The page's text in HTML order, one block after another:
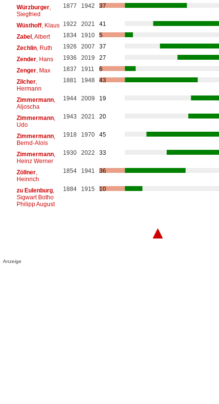
Würzburger,
Siegfried
1877 1942 37
Wüsthoff, Klaus 1922 2021
41
Zabel, Albert 1834 1910
5
Zechlin, Ruth 1926 2007
37
Zender, Hans 1936 2019
27
Zenger, Max 1837 1911
6
Zilcher,
Hermann
1881 1948 43
Zimmermann,
Aljoscha
1944 2009 19
Zimmermann,
Udo
1943 2021 20
Zimmermann,
Bernd-Alois
1918 1970 45
Zimmermann,
Heinz Werner
1930 2022 33
Zöllner,
Heinrich
1854 1941 36
zu Eulenburg,
Sigwart Botho
Philipp August
1884 1915 10
▲
Anzeige